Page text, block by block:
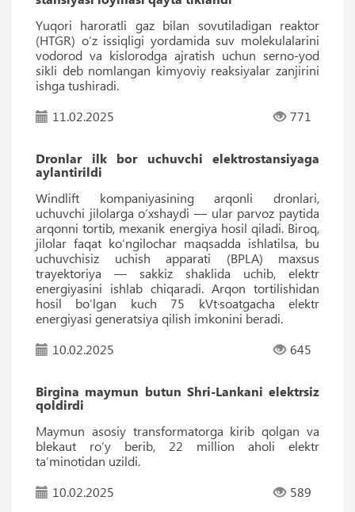
Yuqori haroratli gaz bilan sovutiladigan reaktor
(HTGR) o‘z issiqligi yordamida suv molekulalarini
vodorod va kislorodga ajratish uchun serno-yod
sikli deb nomlangan kimyoviy reaksiyalar zanjirini
ishga tushiradi.
11.02.2025
771
Dronlar ilk bor uchuvchi elektrostansiyaga
aylantirildi
Windlift kompaniyasining arqonli dronlari,
uchuvchi jilolarga o‘xshaydi — ular parvoz paytida
arqonni tortib, mexanik energiya hosil qiladi. Biroq,
jilolar faqat ko‘ngilochar maqsadda ishlatilsa, bu
uchuvchisiz uchish apparati (BPLA) maxsus
trayektoriya — sakkiz shaklida uchib, elektr
energiyasini ishlab chiqaradi. Arqon tortilishidan
hosil bo‘lgan kuch 75 kVt·soatgacha elektr
energiyasi generatsiya qilish imkonini beradi.
10.02.2025
645
Birgina maymun butun Shri-Lankani elektrsiz
qoldirdi
Maymun asosiy transformatorga kirib qolgan va
blekaut ro‘y berib, 22 million aholi elektr
taʼminotidan uzildi.
10.02.2025
589